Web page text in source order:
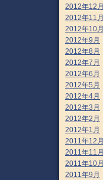
2012年12月
2012年11月
2012年10月
2012年9月
2012年8月
2012年7月
2012年6月
2012年5月
2012年4月
2012年3月
2012年2月
2012年1月
2011年12月
2011年11月
2011年10月
2011年9月